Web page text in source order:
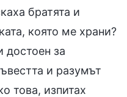
братята и
която ме храни?
достоен за
и разумът
това, изпитах